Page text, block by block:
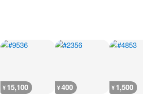
¥15,100 ¥400 ¥1,500